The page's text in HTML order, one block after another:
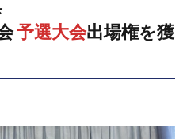
予選大会出場権を獲